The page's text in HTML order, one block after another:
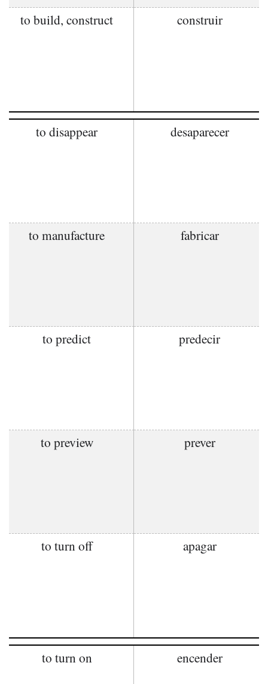
to build, construct construir
to disappear desaparecer
to manufacture fabricar
to predict predecir
to preview prever
to turn off apagar
to turn on encender